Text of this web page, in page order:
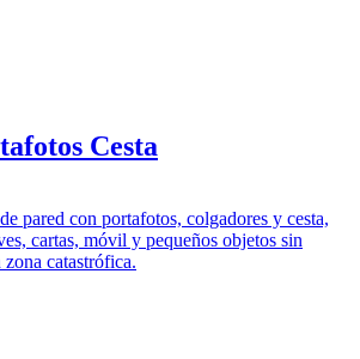
Cesta
pared con portafotos, colgadores y cesta,
cartas, móvil y pequeños objetos sin
catastrófica.